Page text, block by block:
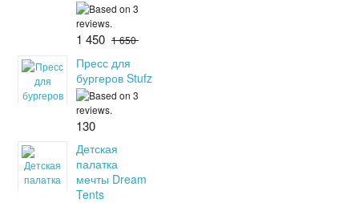
1 450 1 650
Пресс для
бургеров Stufz
130
Детская
палатка
мечты Dream
Tents